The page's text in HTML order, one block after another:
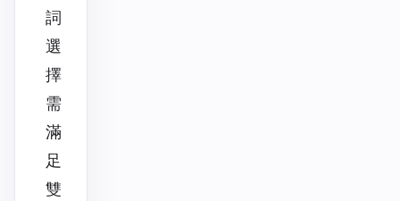
詞
選
擇
需
滿
足
雙